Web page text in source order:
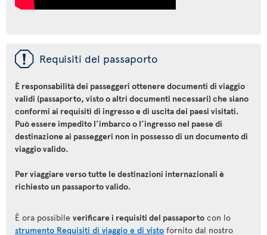
ü Requisiti del passaporto
È responsabilità dei passeggeri ottenere documenti di viaggio
validi (passaporto, visto o altri documenti necessari) che siano
conformi ai requisiti di ingresso e di uscita dei paesi visitati.
Può essere impedito l’imbarco o l’ingresso nel paese di
destinazione ai passeggeri non in possesso di un documento di
viaggio valido.
Per viaggiare verso tutte le destinazioni internazionali è
richiesto un passaporto valido.
È ora possibile verificare i requisiti del passaporto con lo
strumento Requisiti di viaggio e di visto fornito dal nostro